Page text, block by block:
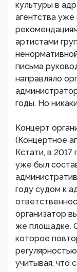
культуры в
агентства
артистами
письма
направляло
годы. Но
Концерт
(Концертное
Кстати, в
уже был
году судом к
организатор
же площадке.
которое
учитывая, что